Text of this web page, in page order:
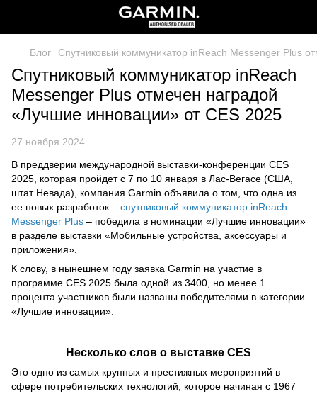
Блог Спутниковый коммуникатор inReach Messenger Plus
Спутниковый коммуникатор inReach
Messenger Plus отмечен наградой
«Лучшие инновации» от CES 2025
27 ноября 2024
В преддверии международной выставки-конференции CES
2025, которая пройдет с 7 по 10 января в Лас-Вегасе (США,
штат Невада), компания Garmin объявила о том, что одна из
ее новых разработок – спутниковый коммуникатор inReach
Messenger Plus – победила в номинации «Лучшие инновации»
в разделе выставки «Мобильные устройства, аксессуары и
приложения».
К слову, в нынешнем году заявка Garmin на участие в
программе CES 2025 была одной из 3400, но менее 1
процента участников были названы победителями в категории
«Лучшие инновации».
Несколько слов о выставке CES
Это одно из самых крупных и престижных мероприятий в
сфере потребительских технологий, которое начиная с 1967